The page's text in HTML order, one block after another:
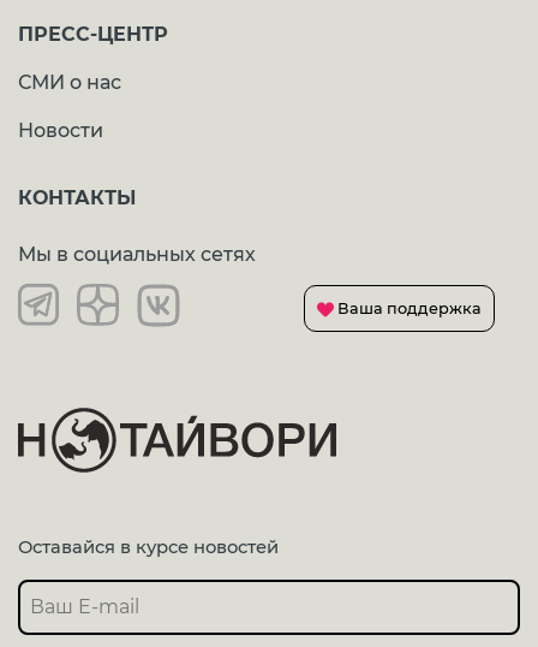
ПРЕСС-ЦЕНТР
СМИ о нас
Новости
КОНТАКТЫ
Мы в социальных сетях
Ваша поддержка
Оставайся в курсе новостей